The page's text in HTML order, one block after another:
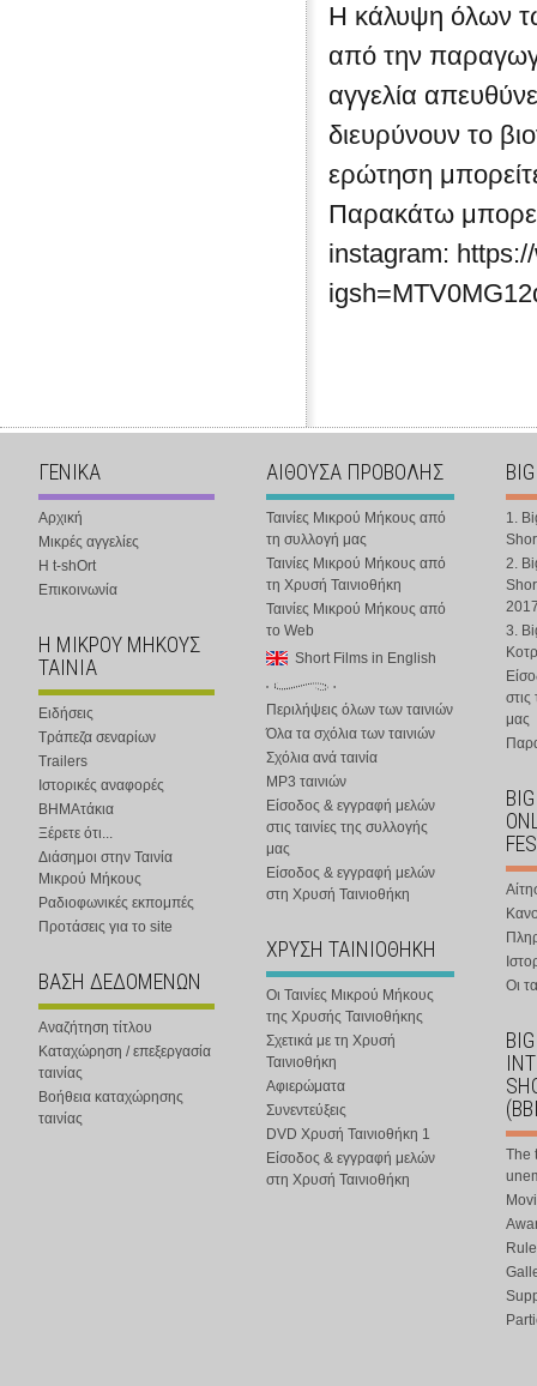
Η κάλυψη όλων
από την
αγγελία
διευρύνουν το
ερώτηση
Παρακάτω
instagram:
ΓΕΝΙΚΑ
Αρχική
Μικρές αγγελίες
Η t-shOrt
Επικοινωνία
Η ΜΙΚΡΟΥ ΜΗΚΟΥΣ
ΤΑΙΝΙΑ
Ειδήσεις
Τράπεζα σεναρίων
Trailers
Ιστορικές αναφορές
ΒΗΜΑτάκια
Ξέρετε ότι...
Διάσημοι στην Ταινία
Μικρού Μήκους
Ραδιοφωνικές εκπομπές
Προτάσεις για το site
ΒΑΣΗ ΔΕΔΟΜΕΝΩΝ
Αναζήτηση τίτλου
Καταχώρηση / επεξεργασία
ταινίας
Βοήθεια καταχώρησης
ταινίας
ΑΙΘΟΥΣΑ ΠΡΟΒΟΛΗΣ
Ταινίες Μικρού Μήκους από
τη συλλογή μας
Ταινίες Μικρού Μήκους από
τη Χρυσή Ταινιοθήκη
Ταινίες Μικρού Μήκους από
το Web
Short Films in English
Περιλήψεις όλων των ταινιών
Όλα τα σχόλια των ταινιών
Σχόλια ανά ταινία
MP3 ταινιών
Είσοδος & εγγραφή μελών
στις ταινίες της συλλογής
μας
Είσοδος & εγγραφή μελών
στη Χρυσή Ταινιοθήκη
ΧΡΥΣΗ ΤΑΙΝΙΟΘΗΚΗ
Οι Ταινίες Μικρού Μήκους
της Χρυσής Ταινιοθήκης
Σχετικά με τη Χρυσή
Ταινιοθήκη
Αφιερώματα
Συνεντεύξεις
DVD Χρυσή Ταινιοθήκη 1
Είσοδος & εγγραφή μελών
στη Χρυσή Ταινιοθήκη
1.
2.
3.
στις
μας
Οι
The